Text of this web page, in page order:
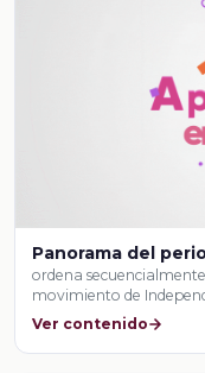
Panorama del
ordena secuencialmente
movimiento de
Ver contenido